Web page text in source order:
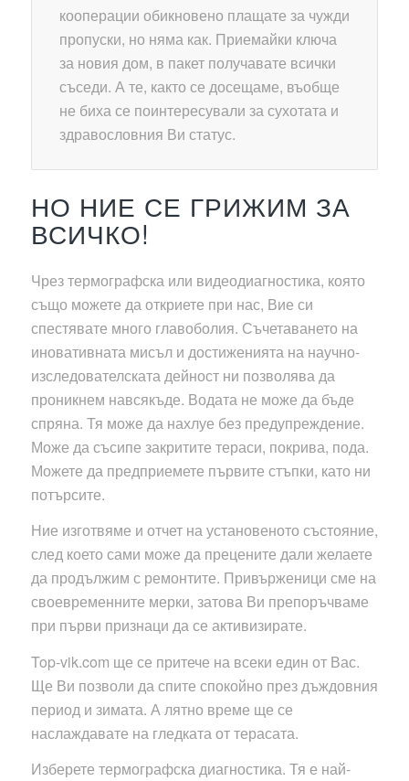
кооперации обикновено плащате за чужди
пропуски, но няма как. Приемайки ключа
за новия дом, в пакет получавате всички
съседи. А те, както се досещаме, въобще
не биха се поинтересували за сухотата и
здравословния Ви статус.
НО НИЕ СЕ ГРИЖИМ ЗА
ВСИЧКО!
Чрез термографска или видеодиагностика, която
също можете да откриете при нас, Вие си
спестявате много главоболия. Съчетаването на
иновативната мисъл и достиженията на научно-
изследователската дейност ни позволява да
проникнем навсякъде. Водата не може да бъде
спряна. Тя може да нахлуе без предупреждение.
Може да съсипе закритите тераси, покрива, пода.
Можете да предприемете първите стъпки, като ни
потърсите.
Ние изготвяме и отчет на установеното състояние,
след което сами може да прецените дали желаете
да продължим с ремонтите. Привърженици сме на
своевременните мерки, затова Ви препоръчваме
при първи признаци да се активизирате.
Top-vik.com ще се притече на всеки един от Вас.
Ще Ви позволи да спите спокойно през дъждовния
период и зимата. А лятно време ще се
наслаждавате на гледката от терасата.
Изберете термографска диагностика. Тя е най-